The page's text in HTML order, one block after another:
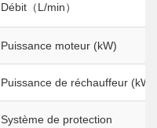
Débit（L/min）
Puissance moteur (kW)
Puissance de réchauffeur (kW)
Système de protection